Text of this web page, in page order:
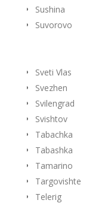
Sushina
Suvorovo
Sveti Vlas
Svezhen
Svilengrad
Svishtov
Tabachka
Tabashka
Tamarino
Targovishte
Telerig